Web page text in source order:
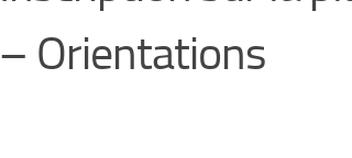
– Orientations